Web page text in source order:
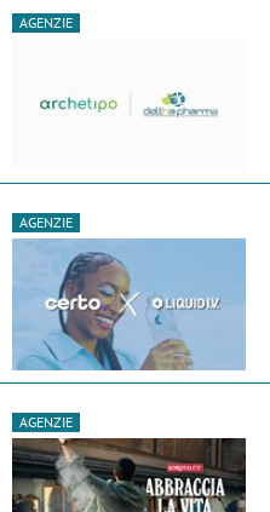
AGENZIE
AGENZIE
AGENZIE